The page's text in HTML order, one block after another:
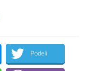
Podeli